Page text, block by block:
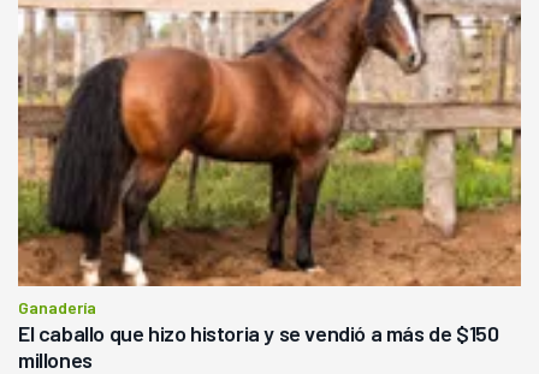
Ganadería
El caballo que hizo historia y se vendió a más de $150
millones